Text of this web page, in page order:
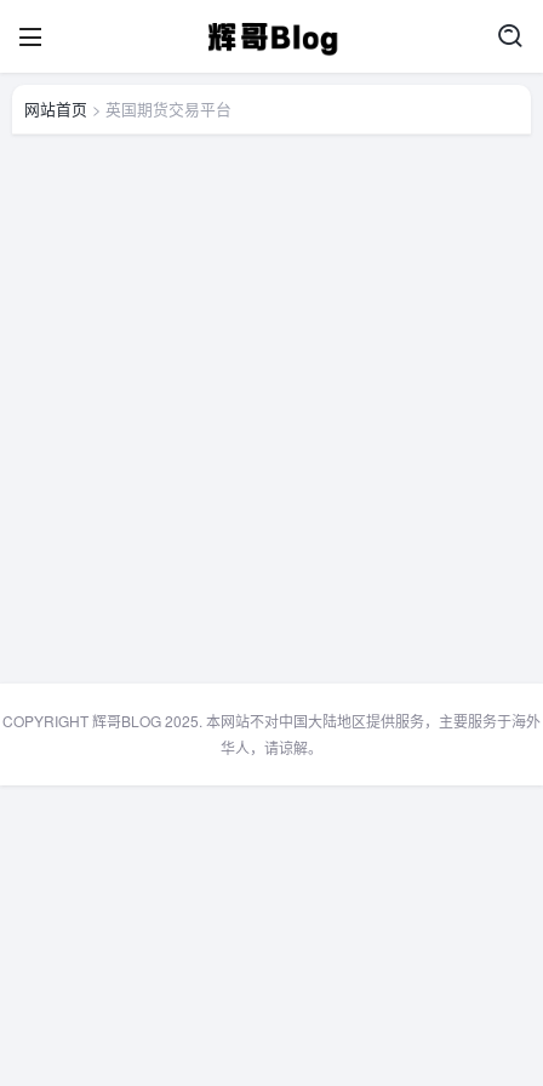
网站首页 > 英国期货交易平台
COPYRIGHT 辉哥BLOG 2025. 本网站不对中国大陆地区提供服务，主要服务于海外
华人，请谅解。